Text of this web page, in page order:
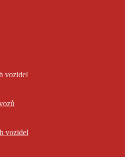
vozidel
vozidel